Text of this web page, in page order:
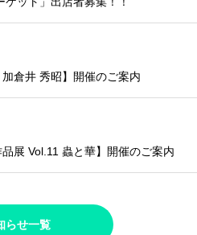
加倉井 秀昭】開催のご案内
展 Vol.11 蟲と華】開催のご案内
らせ一覧